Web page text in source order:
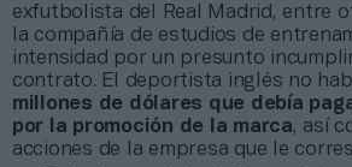
exfutbolista del Real Madrid, entre
la compañía de estudios de
intensidad por un presunto
contrato. El deportista inglés no
millones de dólares que debía
por la promoción de la marca, así
acciones de la empresa que le